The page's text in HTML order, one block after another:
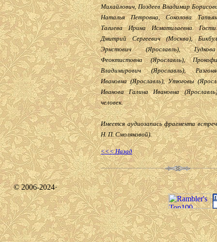
Михайлович, Поздеев Владимир
Наталья Петровна, Соколова
Тагиева Ирина Исматилаевна.
Дмитрий Сергеевич (Москва),
Эрнстович (Ярославль),
Феоктистовна (Ярославль),
Владимирович (Ярославль),
Ивановна (Ярославль), Утюговы
Иванова Галина Ивановна
человек.
Имеется аудиозапись фрагмента
Н. П. Смоляковой).
<<< Назад
© 2006-2024·